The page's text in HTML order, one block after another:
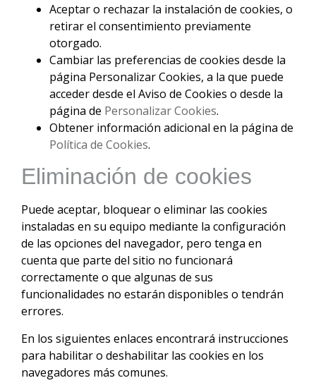
Aceptar o rechazar la instalación de cookies, o
retirar el consentimiento previamente
otorgado.
Cambiar las preferencias de cookies desde la
página Personalizar Cookies, a la que puede
acceder desde el Aviso de Cookies o desde la
página de Personalizar Cookies.
Obtener información adicional en la página de
Política de Cookies.
Eliminación de cookies
Puede aceptar, bloquear o eliminar las cookies
instaladas en su equipo mediante la configuración
de las opciones del navegador, pero tenga en
cuenta que parte del sitio no funcionará
correctamente o que algunas de sus
funcionalidades no estarán disponibles o tendrán
errores.
En los siguientes enlaces encontrará instrucciones
para habilitar o deshabilitar las cookies en los
navegadores más comunes.